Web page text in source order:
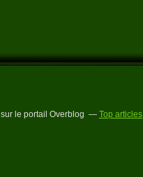
sur le portail Overblog Top articles